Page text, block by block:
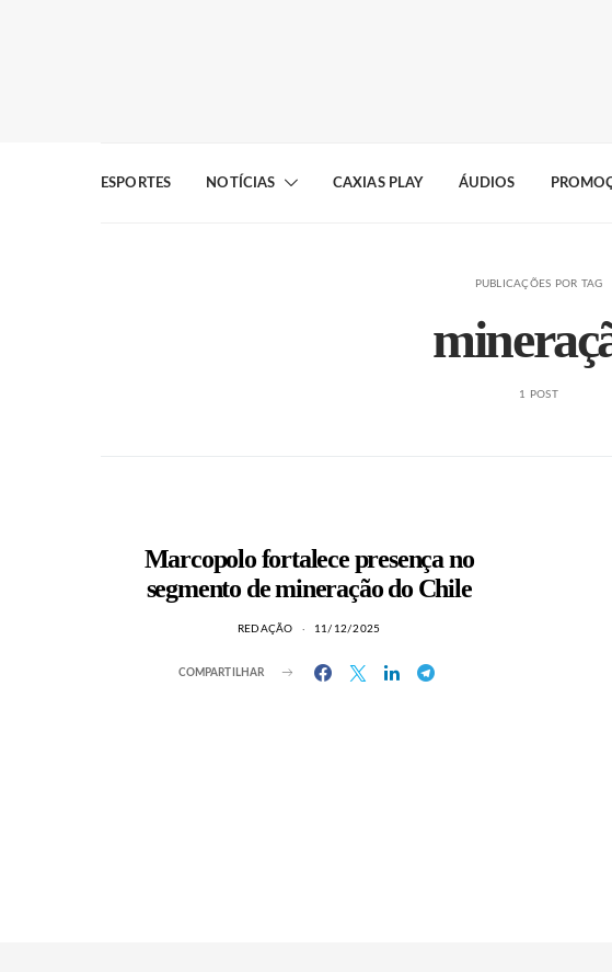
ESPORTES NOTÍCIAS CAXIAS PLAY ÁUDIOS
PUBLICAÇÕES POR TAG
1 POST
Marcopolo fortalece presença no
segmento de mineração do Chile
REDAÇÃO 11/12/2025
COMPARTILHAR